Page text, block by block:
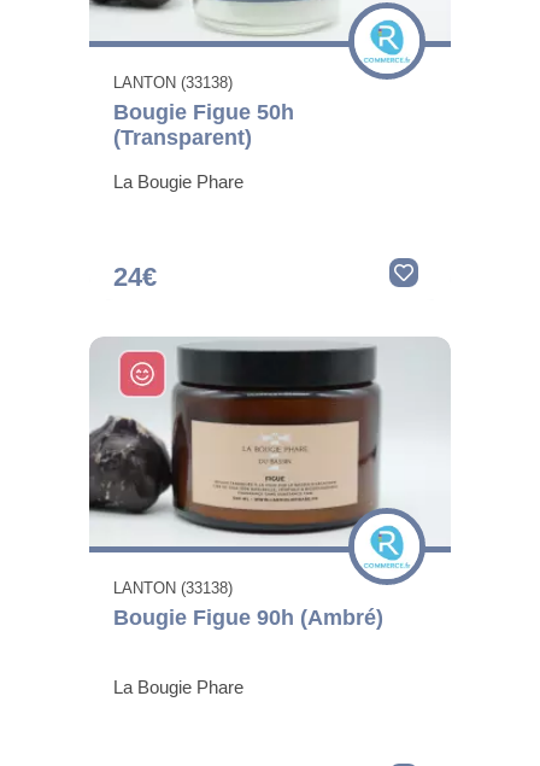
LANTON (33138)
Bougie Figue 50h
(Transparent)
La Bougie Phare
24€
LANTON (33138)
Bougie Figue 90h (Ambré)
La Bougie Phare